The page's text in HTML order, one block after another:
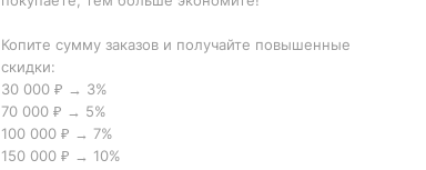
Копите сумму заказов и получайте повышенные
скидки:
30 000 ₽ → 3%
70 000 ₽ → 5%
100 000 ₽ → 7%
150 000 ₽ → 10%